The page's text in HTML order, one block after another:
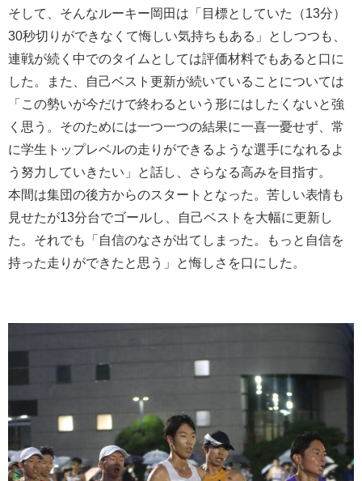
そして、そんなルーキー岡田は「目標としていた（13分）
30秒切りができなくて悔しい気持ちもある」としつつも、
連戦が続く中でのタイムとしては評価材料でもあると口に
した。
また、自己ベスト更新が続いていることについては
「この勢いが今だけで終わるという形にはしたくないと強
く思う。そのためには一つ一つの結果に一喜一憂せず、常
に学生トップレベルの走りができるような選手になれるよ
う努力していきたい」と話し、さらなる高みを目指す。
本間は集団の後方からのスタートとなった。苦しい表情も
見せたが13分台でゴールし、自己ベストを大幅に更新し
た。それでも「自信のなさが出てしまった。もっと自信を
持った走りができたと思う」と悔しさを口にした。